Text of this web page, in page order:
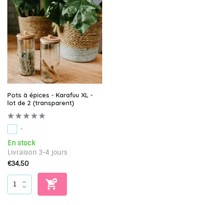
Pots à épices - Karafuu XL -
lot de 2 (transparent)
-
En stock
Livraison 3-4 jours
€34,50